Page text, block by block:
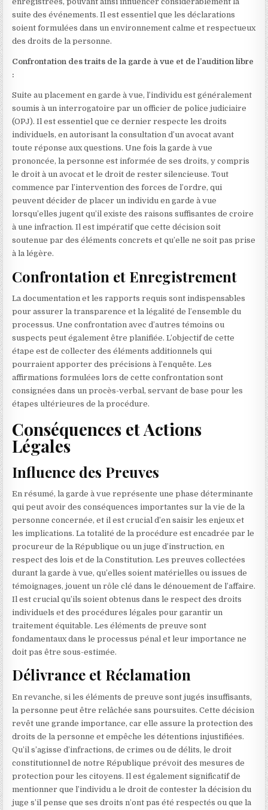
suite des événements. Il est essentiel que les déclarations
soient formulées dans un environnement calme et respectueux
des droits de la personne.
Confrontation des traits de la garde à vue et de l’audition libre
:
Suite au placement en garde à vue, l’individu est généralement
soumis à un interrogatoire par un officier de police judiciaire
(OPJ). Il est essentiel que ce dernier respecte les droits
individuels, en autorisant la consultation d’un avocat avant
toute réponse aux questions. Une fois la garde à vue
prononcée, la personne est informée de ses droits, y compris
le droit à un avocat et le droit de rester silencieuse. Tout
commence par l’intervention des forces de l’ordre, qui
peuvent décider de placer un individu en garde à vue
lorsqu’elles jugent qu’il existe des raisons suffisantes de croire
à une infraction. Il est impératif que cette décision soit
soutenue par des éléments concrets et qu’elle ne soit pas prise
à la légère.
Confrontation et Enregistrement
La documentation et les rapports requis sont indispensables
pour assurer la transparence et la légalité de l’ensemble du
processus. Une confrontation avec d’autres témoins ou
suspects peut également être planifiée. L’objectif de cette
étape est de collecter des éléments additionnels qui
pourraient apporter des précisions à l’enquête. Les
affirmations formulées lors de cette confrontation sont
consignées dans un procès-verbal, servant de base pour les
étapes ultérieures de la procédure.
Conséquences et Actions
Légales
Influence des Preuves
En résumé, la garde à vue représente une phase déterminante
qui peut avoir des conséquences importantes sur la vie de la
personne concernée, et il est crucial d’en saisir les enjeux et
les implications. La totalité de la procédure est encadrée par le
procureur de la République ou un juge d’instruction, en
respect des lois et de la Constitution. Les preuves collectées
durant la garde à vue, qu’elles soient matérielles ou issues de
témoignages, jouent un rôle clé dans le dénouement de l’affaire.
Il est crucial qu’ils soient obtenus dans le respect des droits
individuels et des procédures légales pour garantir un
traitement équitable. Les éléments de preuve sont
fondamentaux dans le processus pénal et leur importance ne
doit pas être sous-estimée.
Délivrance et Réclamation
En revanche, si les éléments de preuve sont jugés insuffisants,
la personne peut être relâchée sans poursuites. Cette décision
revêt une grande importance, car elle assure la protection des
droits de la personne et empêche les détentions injustifiées.
Qu’il s’agisse d’infractions, de crimes ou de délits, le droit
constitutionnel de notre République prévoit des mesures de
protection pour les citoyens. Il est également significatif de
mentionner que l’individu a le droit de contester la décision du
juge s’il pense que ses droits n’ont pas été respectés ou que la